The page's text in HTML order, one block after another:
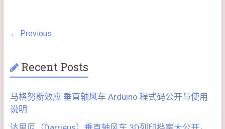
← Previous
Recent Posts
马格努斯效应 垂直轴风车 Arduino 程式码公开与使用
说明